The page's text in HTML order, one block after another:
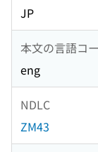
JP
本文の言語コ
eng
NDLC
ZM43